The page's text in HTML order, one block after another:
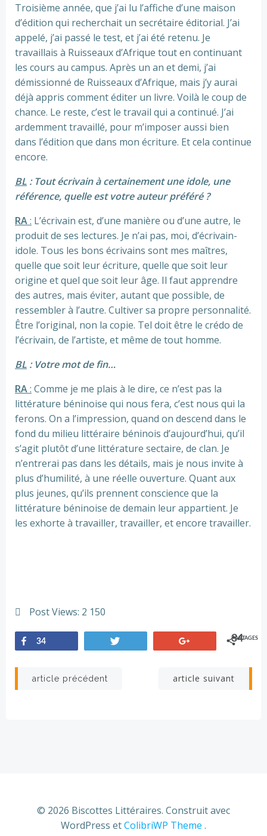
Troisième année, que j’ai lu l’affiche d’une maison
d’édition qui recherchait un secrétaire éditorial. J’ai
appelé, j’ai passé le test, et j’ai été retenu. Je
travaillais à Ruisseaux d’Afrique tout en continuant
les cours au campus. Après un an et demi, j’ai
démissionné de Ruisseaux d’Afrique, mais j’y aurai
déjà appris comment éditer un livre. Voilà le coup de
chance. Le reste, c’est le travail qui a continué. J’ai
ardemment travaillé, pour m’imposer aussi bien
dans l’édition que dans mon écriture. Et cela continue
encore.
BL : Tout écrivain à certainement une idole, une
référence, quelle est votre auteur préféré ?
RA: L’écrivain est, d’une manière ou d’une autre, le
produit de ses lectures. Je n’ai pas, moi, d’écrivain-
idole. Tous les bons écrivains sont mes maîtres,
quelle que soit leur écriture, quelle que soit leur
origine et quel que soit leur âge. Il faut apprendre
des autres, mais éviter, autant que possible, de
ressembler à l’autre. Cultiver sa propre personnalité.
Être l’original, non la copie. Tel doit être le crédo de
l’écrivain, de l’artiste, et même de tout homme.
BL : Votre mot de fin…
RA: Comme je me plais à le dire, ce n’est pas la
littérature béninoise qui nous fera, c’est nous qui la
ferons. On a l’impression, quand on descend dans le
fond du milieu littéraire béninois d’aujourd’hui, qu’il
s’agit plutôt d’une littérature sectaire, de clan. Je
n’entrerai pas dans les détails, mais je nous invite à
plus d’humilité, à une réelle ouverture. Quant aux
plus jeunes, qu’ils prennent conscience que la
littérature béninoise de demain leur appartient. Je
les exhorte à travailler, travailler, et encore travailler.
Post Views: 2 150
34 PARTAGES
34
Navigation
article précédent
Navigation
article suivant
© 2026 Biscottes Littéraires. Construit avec
WordPress etColibriWP Theme .